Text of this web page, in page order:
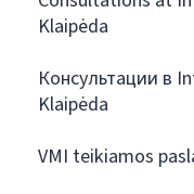
Klaipėda
Консультации в
Klaipėda
VMI teikiamos